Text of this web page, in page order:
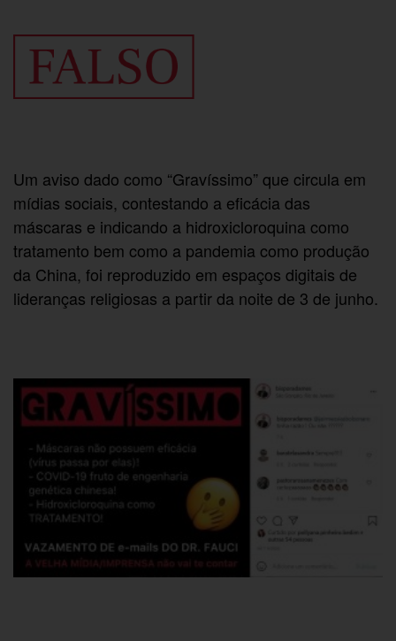
Um aviso dado como “Gravíssimo” que circula em
mídias sociais, contestando a eficácia das
máscaras e indicando a hidroxicloroquina como
tratamento bem como a pandemia como produção
da China, foi reproduzido em espaços digitais de
lideranças religiosas a partir da noite de 3 de junho.